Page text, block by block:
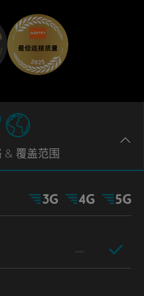
& 覆盖范围